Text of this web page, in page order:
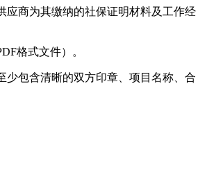
应商为其缴纳的社保证明材料及工作经
格式文件）。
少包含清晰的双方印章、项目名称、合